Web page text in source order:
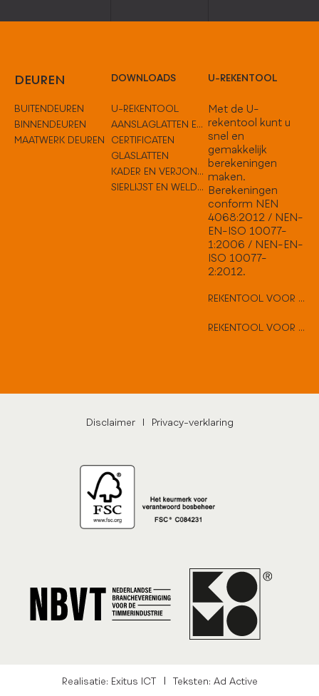
DEUREN
BUITENDEUREN
BINNENDEUREN
MAATWERK DEUREN
DOWNLOADS
U-REKENTOOL
AANSLAGLATTEN EN TUSSENOPLOSSINGEN
CERTIFICATEN
GLASLATTEN
KADER EN VERJONGEN
SIERLIJST EN WELDORPELS
U-REKENTOOL
Met de U-
rekentool kunt u
snel en
gemakkelijk
berekeningen
maken.
Berekeningen
conform NEN
4068:2012 / NEN-
EN-ISO 10077-
1:2006 / NEN-EN-
ISO 10077-
2:2012.
REKENTOOL VOOR VLAKKE DEUREN
REKENTOOL VOOR HARD HOUTEN DEUREN
Disclaimer | Privacy-verklaring
Realisatie: Exitus ICT | Teksten: Ad Active